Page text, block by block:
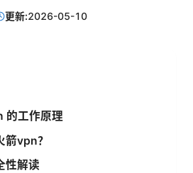
更新:2026-05-10
的工作原理
箭vpn？
性解读